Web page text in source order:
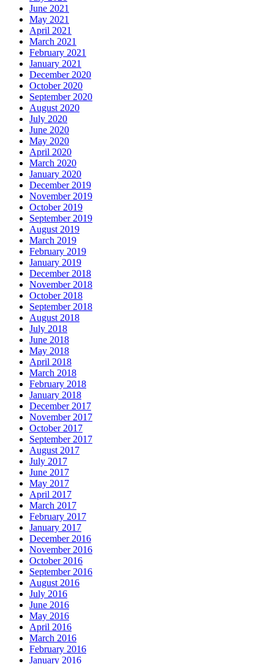
June 2021
May 2021
April 2021
March 2021
February 2021
January 2021
December 2020
October 2020
September 2020
August 2020
July 2020
June 2020
May 2020
April 2020
March 2020
January 2020
December 2019
November 2019
October 2019
September 2019
August 2019
March 2019
February 2019
January 2019
December 2018
November 2018
October 2018
September 2018
August 2018
July 2018
June 2018
May 2018
April 2018
March 2018
February 2018
January 2018
December 2017
November 2017
October 2017
September 2017
August 2017
July 2017
June 2017
May 2017
April 2017
March 2017
February 2017
January 2017
December 2016
November 2016
October 2016
September 2016
August 2016
July 2016
June 2016
May 2016
April 2016
March 2016
February 2016
January 2016